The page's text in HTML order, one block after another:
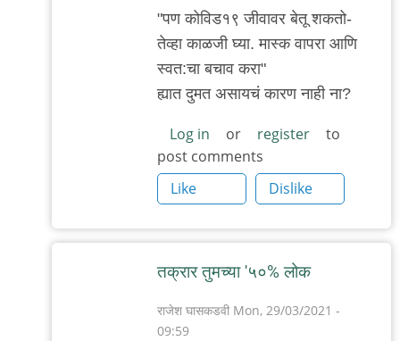
by
Rajesh188
"पण कोविड१९ जीवावर बेतू शकतो-
तेव्हा काळजी घ्या. मास्क वापरा आणि
स्वत:चा बचाव करा"
ह्यात दुमत असायचं कारण नाही ना?
Log in or register
to
post comments
Like
Dislike
तक्रार तुमच्या '५०% लोक
राजेश घासकडवी Mon, 29/03/2021 -
09:59